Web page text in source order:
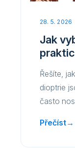
28. 5. 2026
Jak
Řešíte,
dioptrie
často
Přečíst→